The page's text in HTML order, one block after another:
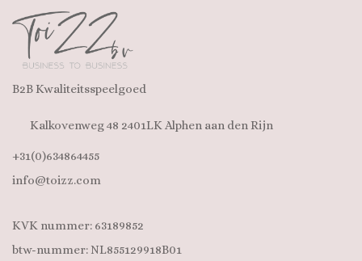
B2B Kwaliteitsspeelgoed
Kalkovenweg 48 2401LK Alphen aan den Rijn
+31(0)634864455
info@toizz.com
KVK nummer: 63189852
btw-nummer: NL855129918B01